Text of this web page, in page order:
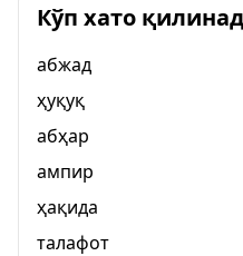
Кўп хато
абжад
ҳуқуқ
абҳар
ампир
ҳақида
талафот